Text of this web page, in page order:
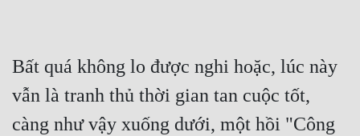
Bất quá không lo được nghi hoặc, lúc này
vẫn là tranh thủ thời gian tan cuộc tốt,
càng như vậy xuống dưới, một hồi "Công